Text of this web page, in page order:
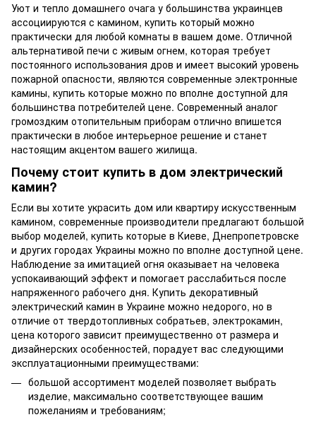
Уют и тепло домашнего очага у большинства украинцев
ассоциируются с камином, купить который можно
практически для любой комнаты в вашем доме. Отличной
альтернативой печи с живым огнем, которая требует
постоянного использования дров и имеет высокий уровень
пожарной опасности, являются современные электронные
камины, купить которые можно по вполне доступной для
большинства потребителей цене. Современный аналог
громоздким отопительным приборам отлично впишется
практически в любое интерьерное решение и станет
настоящим акцентом вашего жилища.
Почему стоит купить в дом электрический
камин?
Если вы хотите украсить дом или квартиру искусственным
камином, современные производители предлагают большой
выбор моделей, купить которые в Киеве, Днепропетровске
и других городах Украины можно по вполне доступной цене.
Наблюдение за имитацией огня оказывает на человека
успокаивающий эффект и помогает расслабиться после
напряженного рабочего дня. Купить декоративный
электрический камин в Украине можно недорого, но в
отличие от твердотопливных собратьев, электрокамин,
цена которого зависит преимущественно от размера и
дизайнерских особенностей, порадует вас следующими
эксплуатационными преимуществами:
большой ассортимент моделей позволяет выбрать
изделие, максимально соответствующее вашим
пожеланиям и требованиям;